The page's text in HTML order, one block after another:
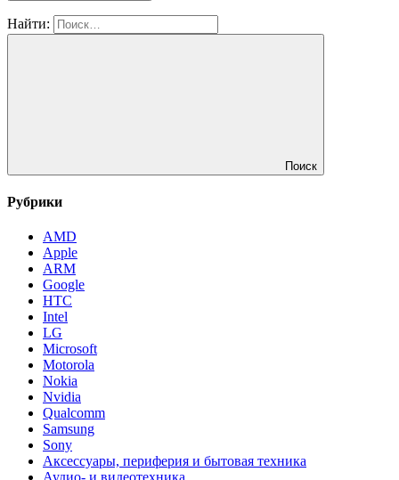
Найти:
Поиск
Рубрики
AMD
Apple
ARM
Google
HTC
Intel
LG
Microsoft
Motorola
Nokia
Nvidia
Qualcomm
Samsung
Sony
Аксессуары, периферия и бытовая техника